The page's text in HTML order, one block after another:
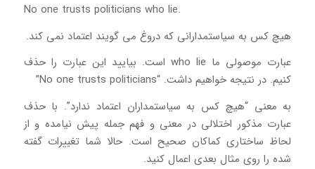
No one trusts politicians who lie.
هیچ کس به سیاستمدارانی که دروغ می گویند اعتماد نمی کند.
عبارت موصولی ما who lie است. بیایید این عبارت را حذف
کنیم. در نتیجه خواهیم داشت. “No one trusts politicians”
به معنی “هیچ کس به سیاستمداران اعتماد ندارد”. با حذف
عبارت مذکور اختلالی در معنی و فهم جمله پیش نیامده و از
لحاظ ساختاری کماکان صحیح است. حالا شما تغییرات گفته
شده را روی مثال بعدی اعمال کنید.